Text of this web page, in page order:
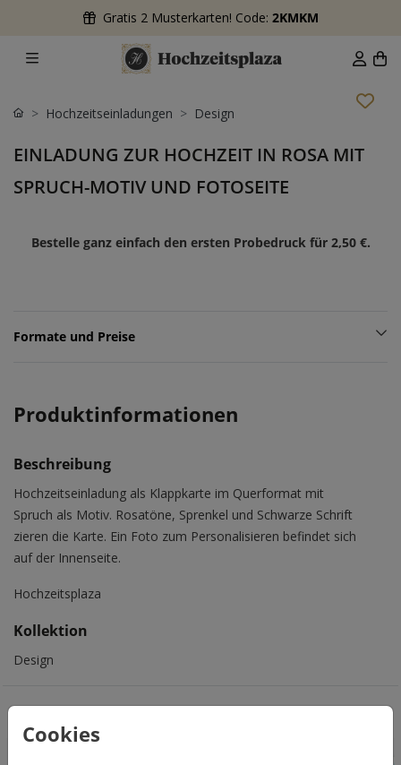
Gratis 2 Musterkarten! Code: 2KMKM
Cookies
Hochzeitseinladungen Design
EINLADUNG ZUR HOCHZEIT IN ROSA MIT
SPRUCH-MOTIV UND FOTOSEITE
Bestelle ganz einfach den ersten Probedruck für 2,50 €.
Formate und Preise
Produktinformationen
Beschreibung
Hochzeitseinladung als Klappkarte im Querformat mit
Spruch als Motiv. Rosatöne, Sprenkel und Schwarze Schrift
zieren die Karte. Ein Foto zum Personalisieren befindet sich
auf der Innenseite.
Hochzeitsplaza
Kollektion
Design